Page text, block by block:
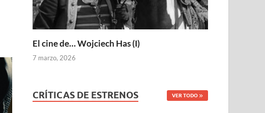
El cine de… Wojciech Has (I)
7 marzo, 2026
CRÍTICAS DE ESTRENOS VER TODO